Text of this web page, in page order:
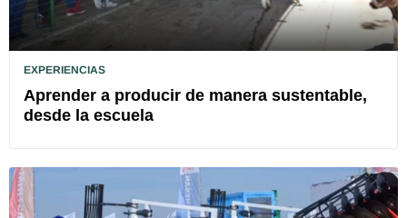
EXPERIENCIAS
Aprender a producir de manera sustentable,
desde la escuela